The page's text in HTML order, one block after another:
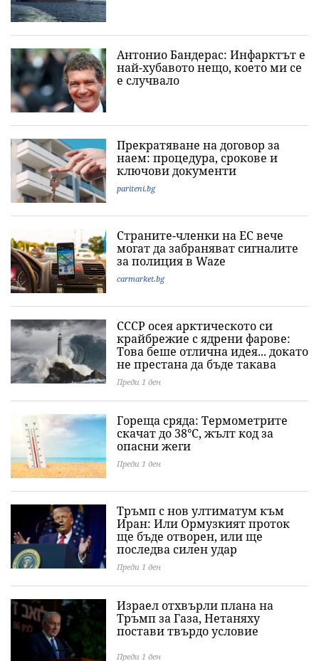
Антонио Бандерас: Инфарктът е
най-хубавото нещо, което ми се
е случвало
Прекратяване на договор за
наем: процедура, срокове и
ключови документи
pariteni.bg
Страните-членки на ЕС вече
могат да забраняват сигналите
за полиция в Waze
carmarket.bg
СССР осея арктическото си
крайбрежие с ядрени фарове:
Това беше отлична идея... докато
не престана да бъде такава
Преди 1 ден
Гореща сряда: Термометрите
скачат до 38°C, жълт код за
опасни жеги
Преди 1 ден
Тръмп с нов ултиматум към
Иран: Или Ормузкият проток
ще бъде отворен, или ще
последва силен удар
Преди 1 ден
Израел отхвърли плана на
Тръмп за Газа, Нетаняху
постави твърдо условие
Преди 1 ден